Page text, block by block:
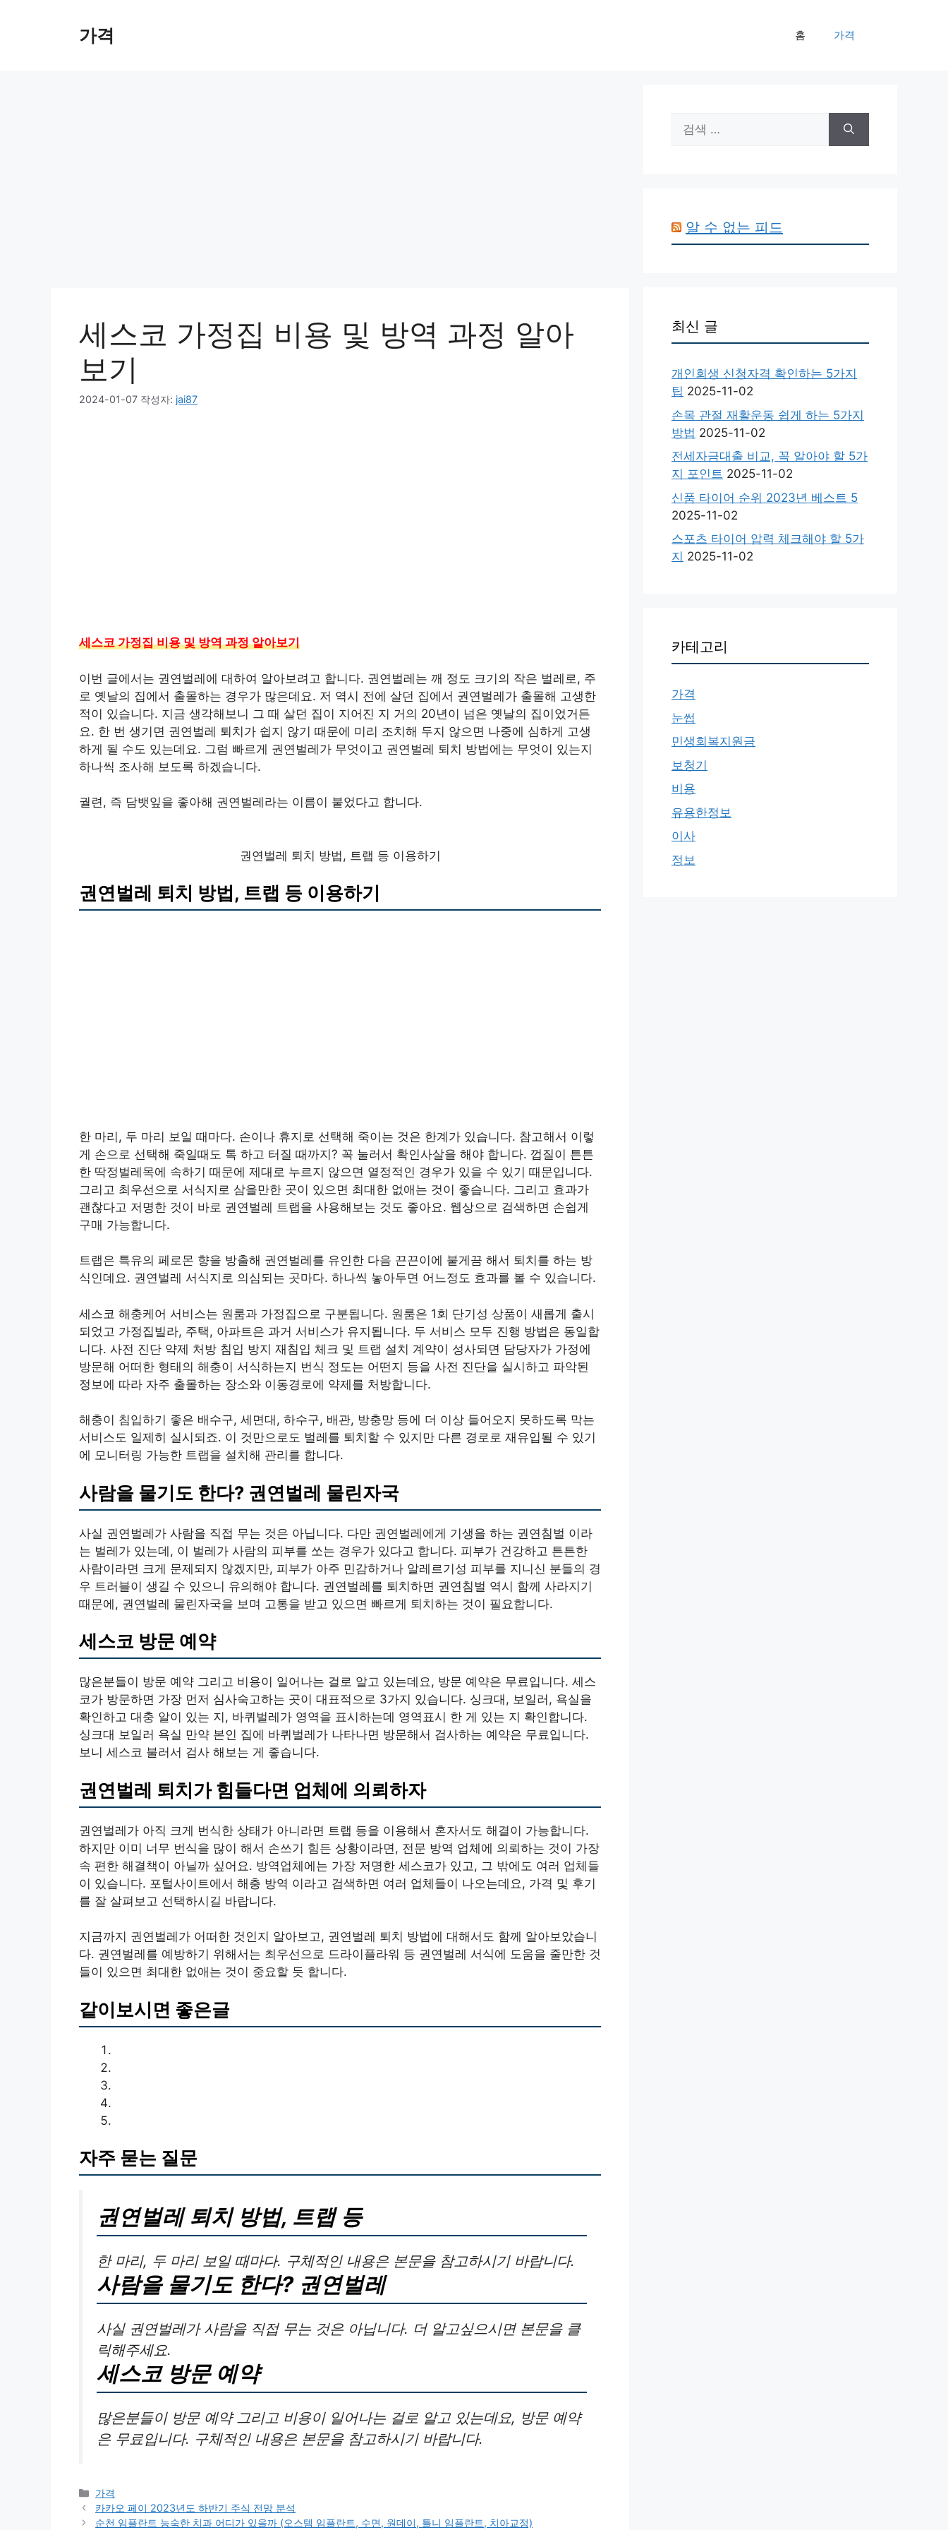
가격 홈 가격
세스코 가정집 비용 및 방역 과정 알아
보기
2024-01-07 작성자: jai87
세스코 가정집 비용 및 방역 과정 알아보기
이번 글에서는 권연벌레에 대하여 알아보려고 합니다. 권연벌레는 깨 정도 크기의 작은 벌레로, 주
로 옛날의 집에서 출몰하는 경우가 많은데요. 저 역시 전에 살던 집에서 권연벌레가 출몰해 고생한
적이 있습니다. 지금 생각해보니 그 때 살던 집이 지어진 지 거의 20년이 넘은 옛날의 집이었거든
요. 한 번 생기면 권연벌레 퇴치가 쉽지 않기 때문에 미리 조치해 두지 않으면 나중에 심하게 고생
하게 될 수도 있는데요. 그럼 빠르게 권연벌레가 무엇이고 권연벌레 퇴치 방법에는 무엇이 있는지
하나씩 조사해 보도록 하겠습니다.
궐련, 즉 담뱃잎을 좋아해 권연벌레라는 이름이 붙었다고 합니다.
권연벌레 퇴치 방법, 트랩 등 이용하기
권연벌레 퇴치 방법, 트랩 등 이용하기
한 마리, 두 마리 보일 때마다. 손이나 휴지로 선택해 죽이는 것은 한계가 있습니다. 참고해서 이렇
게 손으로 선택해 죽일때도 톡 하고 터질 때까지? 꼭 눌러서 확인사살을 해야 합니다. 껍질이 튼튼
한 딱정벌레목에 속하기 때문에 제대로 누르지 않으면 열정적인 경우가 있을 수 있기 때문입니다.
그리고 최우선으로 서식지로 삼을만한 곳이 있으면 최대한 없애는 것이 좋습니다. 그리고 효과가
괜찮다고 저명한 것이 바로 권연벌레 트랩을 사용해보는 것도 좋아요. 웹상으로 검색하면 손쉽게
구매 가능합니다.
트랩은 특유의 페로몬 향을 방출해 권연벌레를 유인한 다음 끈끈이에 붙게끔 해서 퇴치를 하는 방
식인데요. 권연벌레 서식지로 의심되는 곳마다. 하나씩 놓아두면 어느정도 효과를 볼 수 있습니다.
세스코 해충케어 서비스는 원룸과 가정집으로 구분됩니다. 원룸은 1회 단기성 상품이 새롭게 출시
되었고 가정집빌라, 주택, 아파트은 과거 서비스가 유지됩니다. 두 서비스 모두 진행 방법은 동일합
니다. 사전 진단 약제 처방 침입 방지 재침입 체크 및 트랩 설치 계약이 성사되면 담당자가 가정에
방문해 어떠한 형태의 해충이 서식하는지 번식 정도는 어떤지 등을 사전 진단을 실시하고 파악된
정보에 따라 자주 출몰하는 장소와 이동경로에 약제를 처방합니다.
해충이 침입하기 좋은 배수구, 세면대, 하수구, 배관, 방충망 등에 더 이상 들어오지 못하도록 막는
서비스도 일제히 실시되죠. 이 것만으로도 벌레를 퇴치할 수 있지만 다른 경로로 재유입될 수 있기
에 모니터링 가능한 트랩을 설치해 관리를 합니다.
사람을 물기도 한다? 권연벌레 물린자국
사실 권연벌레가 사람을 직접 무는 것은 아닙니다. 다만 권연벌레에게 기생을 하는 권연침벌 이라
는 벌레가 있는데, 이 벌레가 사람의 피부를 쏘는 경우가 있다고 합니다. 피부가 건강하고 튼튼한
사람이라면 크게 문제되지 않겠지만, 피부가 아주 민감하거나 알레르기성 피부를 지니신 분들의 경
우 트러블이 생길 수 있으니 유의해야 합니다. 권연벌레를 퇴치하면 권연침벌 역시 함께 사라지기
때문에, 권연벌레 물린자국을 보며 고통을 받고 있으면 빠르게 퇴치하는 것이 필요합니다.
세스코 방문 예약
많은분들이 방문 예약 그리고 비용이 일어나는 걸로 알고 있는데요, 방문 예약은 무료입니다. 세스
코가 방문하면 가장 먼저 심사숙고하는 곳이 대표적으로 3가지 있습니다. 싱크대, 보일러, 욕실을
확인하고 대충 알이 있는 지, 바퀴벌레가 영역을 표시하는데 영역표시 한 게 있는 지 확인합니다.
싱크대 보일러 욕실 만약 본인 집에 바퀴벌레가 나타나면 방문해서 검사하는 예약은 무료입니다.
보니 세스코 불러서 검사 해보는 게 좋습니다.
권연벌레 퇴치가 힘들다면 업체에 의뢰하자
권연벌레가 아직 크게 번식한 상태가 아니라면 트랩 등을 이용해서 혼자서도 해결이 가능합니다.
하지만 이미 너무 번식을 많이 해서 손쓰기 힘든 상황이라면, 전문 방역 업체에 의뢰하는 것이 가장
속 편한 해결책이 아닐까 싶어요. 방역업체에는 가장 저명한 세스코가 있고, 그 밖에도 여러 업체들
이 있습니다. 포털사이트에서 해충 방역 이라고 검색하면 여러 업체들이 나오는데요, 가격 및 후기
를 잘 살펴보고 선택하시길 바랍니다.
지금까지 권연벌레가 어떠한 것인지 알아보고, 권연벌레 퇴치 방법에 대해서도 함께 알아보았습니
다. 권연벌레를 예방하기 위해서는 최우선으로 드라이플라워 등 권연벌레 서식에 도움을 줄만한 것
들이 있으면 최대한 없애는 것이 중요할 듯 합니다.
같이보시면 좋은글
자주 묻는 질문
권연벌레 퇴치 방법, 트랩 등
한 마리, 두 마리 보일 때마다. 구체적인 내용은 본문을 참고하시기 바랍니다.
사람을 물기도 한다? 권연벌레
사실 권연벌레가 사람을 직접 무는 것은 아닙니다. 더 알고싶으시면 본문을 클
릭해주세요.
세스코 방문 예약
많은분들이 방문 예약 그리고 비용이 일어나는 걸로 알고 있는데요, 방문 예약
은 무료입니다. 구체적인 내용은 본문을 참고하시기 바랍니다.
카
테
고
가격
카카오 페이 2023년도 하반기 주식 전망 분석
순천 임플란트 능숙한 치과 어디가 있을까 (오스템 임플란트, 수면, 원데이, 틀니 임플란트, 치아교정)
색:
알 수 없는 피드
최신 글
개인회생 신청자격 확인하는 5가지
팁 2025-11-02
손목 관절 재활운동 쉽게 하는 5가지
방법 2025-11-02
전세자금대출 비교, 꼭 알아야 할 5가
지 포인트 2025-11-02
신품 타이어 순위 2023년 베스트 5
2025-11-02
스포츠 타이어 압력 체크해야 할 5가
지 2025-11-02
카테고리
가격
눈썹
민생회복지원금
보청기
비용
유용한정보
이사
정보